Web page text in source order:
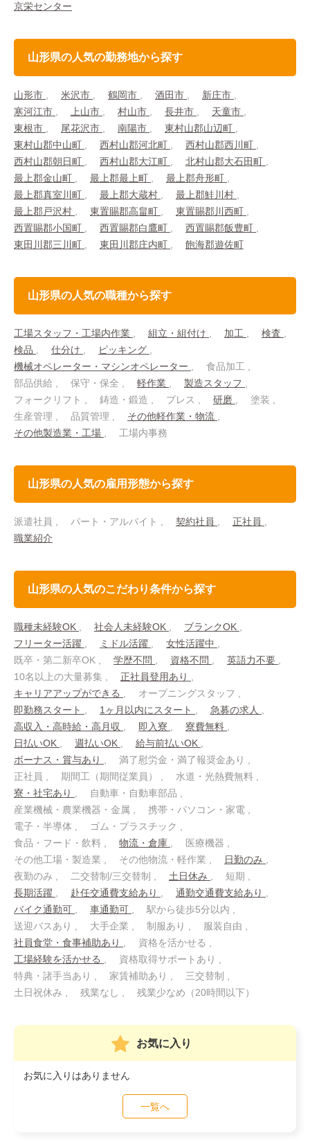
京栄センター
山形県の人気の勤務地から探す
山形市 米沢市 鶴岡市 酒田市
新庄市
寒河江市
上山市 村山市 長井市
天童市
東根市
尾花沢市 南陽市
東村山郡山辺町
東村山郡中山町
西村山郡河北町
西村山郡西川町
西村山郡朝日町
西村山郡大江町
北村山郡大石田町
最上郡金山町
最上郡最上町
最上郡舟形町
最上郡真室川町
最上郡大蔵村
最上郡鮭川村
最上郡戸沢村
東置賜郡高畠町
東置賜郡川西町
西置賜郡小国町
西置賜郡白鷹町
西置賜郡飯豊町
東田川郡三川町
東田川郡庄内町 飽海郡遊佐町
山形県の人気の職種から探す
工場スタッフ・工場内作業 組立・組付け 加工
検査
検品
仕分け
ピッキング
機械オペレーター・マシンオペレーター
食品加工
部品供給
保守・保全 軽作業
製造スタッフ
フォークリフト
鋳造・鍛造 プレス 研磨
塗装
生産管理
品質管理
その他軽作業・物流
その他製造業・工場
工場内事務
山形県の人気の雇用形態から探す
派遣社員 パート・アルバイト 契約社員
正社員
職業紹介
山形県の人気のこだわり条件から探す
職種未経験OK 社会人未経験OK
ブランクOK
フリーター活躍
ミドル活躍
女性活躍中
既卒・第二新卒OK
学歴不問 資格不問
英語力不要
10名以上の大量募集
正社員登用あり
キャリアアップができる
オープニングスタッフ
即勤務スタート
1ヶ月以内にスタート
急募の求人
高収入・高時給・高月収
即入寮
寮費無料
日払いOK
週払いOK
給与前払いOK
ボーナス・賞与あり
満了慰労金・満了報奨金あり
正社員
期間工（期間従業員）
水道・光熱費無料
寮・社宅あり
自動車・自動車部品
産業機械・農業機器・金属
携帯・パソコン・家電
電子・半導体
ゴム・プラスチック
食品・フード・飲料
物流・倉庫
医療機器
その他工場・製造業
その他物流・軽作業
日勤のみ
夜勤のみ
二交替制/三交替制 土日休み
短期
長期活躍
赴任交通費支給あり
通勤交通費支給あり
バイク通勤可
車通勤可
駅から徒歩5分以内
送迎バスあり
大手企業 制服あり
服装自由
社員食堂・食事補助あり
資格を活かせる
工場経験を活かせる
資格取得サポートあり
特典・諸手当あり
家賃補助あり
三交替制
土日祝休み
残業なし 残業少なめ（20時間以下）
お気に入り
お気に入りはありません
一覧へ